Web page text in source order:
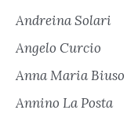
Andreina Solari
Angelo Curcio
Anna Maria Biuso
Annino La Posta